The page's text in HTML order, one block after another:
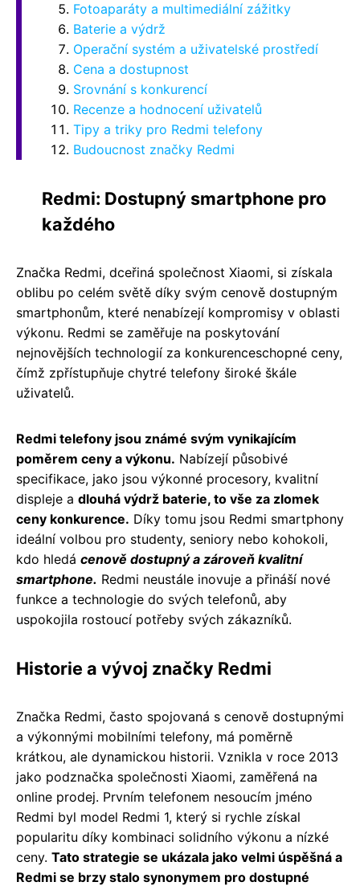
Fotoaparáty a multimediální zážitky
Baterie a výdrž
Operační systém a uživatelské prostředí
Cena a dostupnost
Srovnání s konkurencí
Recenze a hodnocení uživatelů
Tipy a triky pro Redmi telefony
Budoucnost značky Redmi
Redmi: Dostupný smartphone pro
každého
Značka Redmi, dceřiná společnost Xiaomi, si získala
oblibu po celém světě díky svým cenově dostupným
smartphonům, které nenabízejí kompromisy v oblasti
výkonu. Redmi se zaměřuje na poskytování
nejnovějších technologií za konkurenceschopné ceny,
čímž zpřístupňuje chytré telefony široké škále
uživatelů.
Redmi telefony jsou známé svým vynikajícím
poměrem ceny a výkonu. Nabízejí působivé
specifikace, jako jsou výkonné procesory, kvalitní
displeje a dlouhá výdrž baterie, to vše za zlomek
ceny konkurence. Díky tomu jsou Redmi smartphony
ideální volbou pro studenty, seniory nebo kohokoli,
kdo hledá cenově dostupný a zároveň kvalitní
smartphone. Redmi neustále inovuje a přináší nové
funkce a technologie do svých telefonů, aby
uspokojila rostoucí potřeby svých zákazníků.
Historie a vývoj značky Redmi
Značka Redmi, často spojovaná s cenově dostupnými
a výkonnými mobilními telefony, má poměrně
krátkou, ale dynamickou historii. Vznikla v roce 2013
jako podznačka společnosti Xiaomi, zaměřená na
online prodej. Prvním telefonem nesoucím jméno
Redmi byl model Redmi 1, který si rychle získal
popularitu díky kombinaci solidního výkonu a nízké
ceny. Tato strategie se ukázala jako velmi úspěšná a
Redmi se brzy stalo synonymem pro dostupné